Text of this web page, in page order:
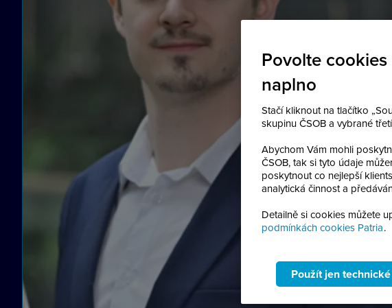
Povolte
naplno
Stačí kliknout na tlačítko
skupinu ČSOB a vybrané
Abychom Vám mohli
ČSOB, tak si tyto údaje
poskytnout co nejlepší
analytická činnost a
Detailně si cookies můžete
podmínkách cookies Patria.
Použít jen